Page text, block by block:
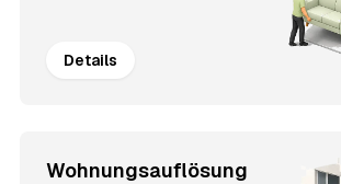
Details
Wohnungsauflösung